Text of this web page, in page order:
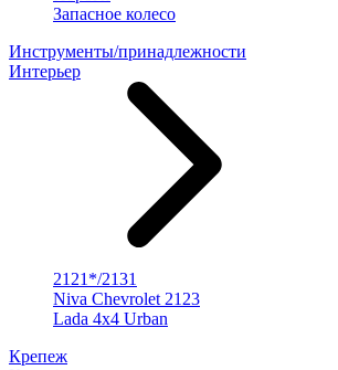
Запасное колесо
Инструменты/принадлежности
Интерьер
2121*/2131
Niva Chevrolet 2123
Lada 4x4 Urban
Крепеж